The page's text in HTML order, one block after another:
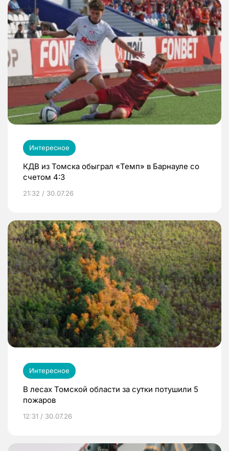
Интересное
КДВ из Томска обыграл «Темп» в Барнауле со
счетом 4:3
21:32 / 30.07.26
Интересное
В лесах Томской области за сутки потушили 5
пожаров
12:31 / 30.07.26